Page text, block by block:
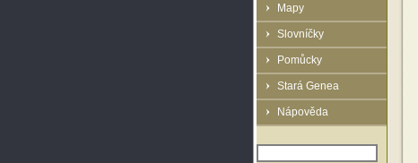
Mapy
Slovníčky
Pomůcky
Stará Genea
Nápověda